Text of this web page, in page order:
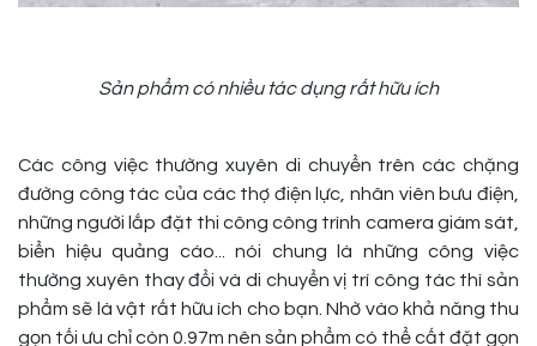
Sản phẩm có nhiều tác dụng rất hữu ích
Các công việc thường xuyên di chuyển trên các chặng
đường công tác của các thợ điện lực, nhân viên bưu điện,
những người lắp đặt thi công công trình camera giám sát,
biển hiệu quảng cáo... nói chung là những công việc
thường xuyên thay đổi và di chuyển vị trí công tác thì sản
phẩm sẽ là vật rất hữu ích cho bạn. Nhờ vào khả năng thu
gọn tối ưu chỉ còn 0.97m nên sản phẩm có thể cất đặt gọn